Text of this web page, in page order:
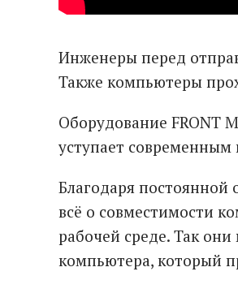
Инженеры перед
Также компьютеры
Оборудование FRONT
уступает
Благодаря
всё о совместимости
рабочей среде. Так
компьютера, который